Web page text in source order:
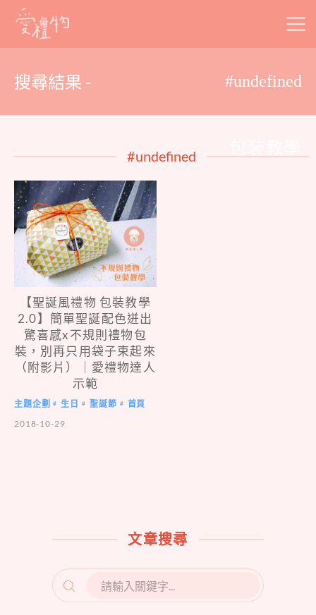
Skip
搜尋結果 - #undefined
#undefined
【聖誕風禮物 包裝教學
2.0】簡單聖誕配色迸出
驚喜感x不規則禮物包
裝，別再只用袋子束起來
（附影片）｜愛禮物達人
示範
主題企劃 # 生日 # 聖誕節 #
首頁
2018-10-29
文章搜尋
SEARCH
FOR: